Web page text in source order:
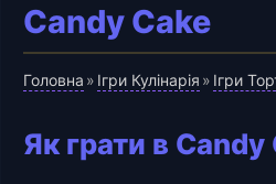
Candy Cake
Головна » Ігри Кулінарія » Ігри
Як грати в Candy